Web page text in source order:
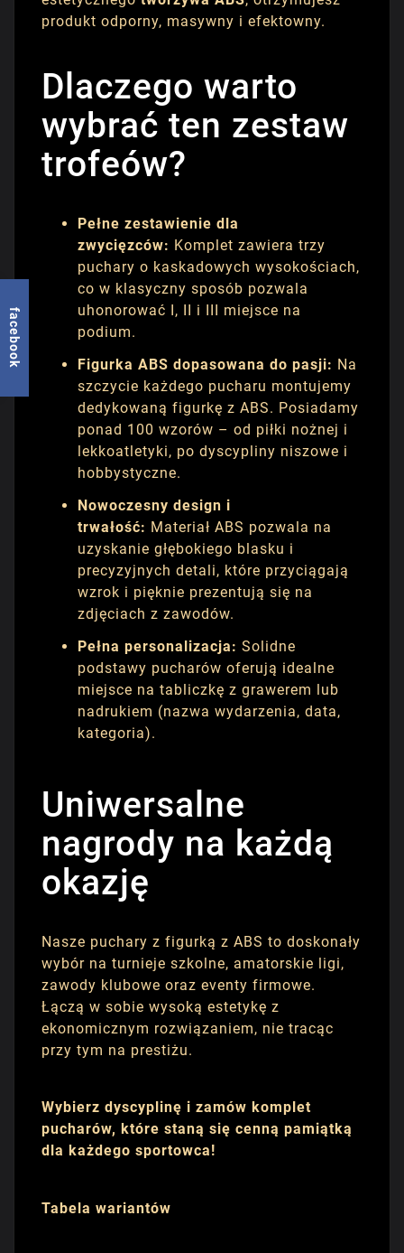
produkt odporny, masywny i efektowny.
Dlaczego warto
wybrać ten zestaw
trofeów?
Pełne zestawienie dla
zwycięzców: Komplet zawiera trzy
puchary o kaskadowych wysokościach,
co w klasyczny sposób pozwala
uhonorować I, II i III miejsce na
podium.
Figurka ABS dopasowana do pasji: Na
szczycie każdego pucharu montujemy
dedykowaną figurkę z ABS. Posiadamy
ponad 100 wzorów – od piłki nożnej i
lekkoatletyki, po dyscypliny niszowe i
hobbystyczne.
Nowoczesny design i
trwałość: Materiał ABS pozwala na
uzyskanie głębokiego blasku i
precyzyjnych detali, które przyciągają
wzrok i pięknie prezentują się na
zdjęciach z zawodów.
Pełna personalizacja: Solidne
podstawy pucharów oferują idealne
miejsce na tabliczkę z grawerem lub
nadrukiem (nazwa wydarzenia, data,
kategoria).
Uniwersalne
nagrody na każdą
okazję
Nasze puchary z figurką z ABS to doskonały
wybór na turnieje szkolne, amatorskie ligi,
zawody klubowe oraz eventy firmowe.
Łączą w sobie wysoką estetykę z
ekonomicznym rozwiązaniem, nie tracąc
przy tym na prestiżu.
Wybierz dyscyplinę i zamów komplet
pucharów, które staną się cenną pamiątką
dla każdego sportowca!
Tabela wariantów
facebook